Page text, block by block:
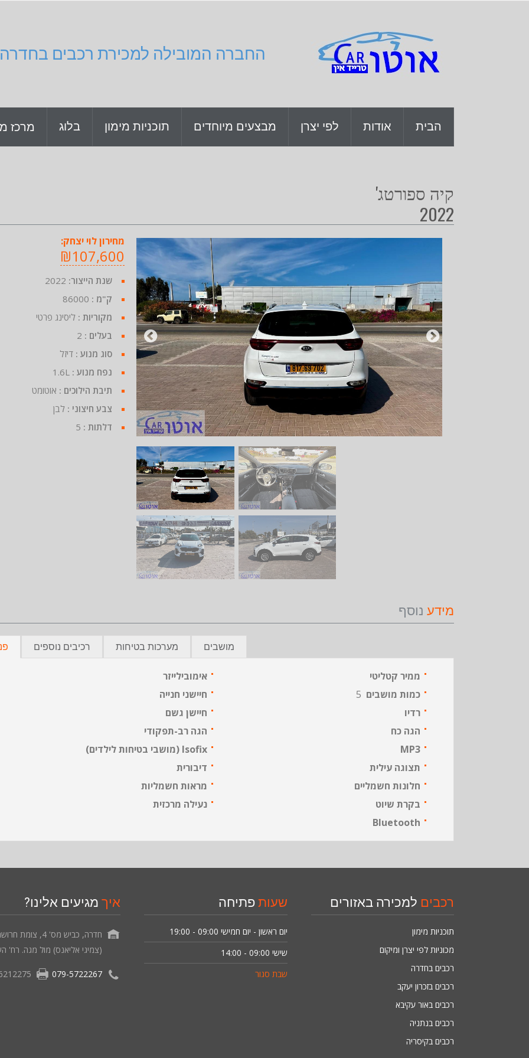
החברה המובילה למכירת רכבים
הבית אודות לפי יצרן מבצעים מיוחדים תוכניות מימון בלוג מרכז
קיה ספורטג'
2022
מחירון לוי יצחק:
₪107,600
שנת הייצור: 2022
ק"מ : 86000
מקוריות :ליסינג פרטי
בעלים : 2
סוג מנוע :דיזל
נפח מנוע :1.6L
תיבת הילוכים : אוטומט
צבע חיצוני :לבן
דלתות : 5
מידע נוסף
רכיבים נוספים מערכות בטיחות מושבים
ממיר קטליטי
אימובילייזר
כמות מושבים
חיישני חנייה
רדיו
חיישן גשם
הגה כח
הגה רב-תפקודי
MP3
Isofix (מושבי בטיחות לילדים)
תצוגה עילית
דיבורית
חלונות חשמליים
מראות חשמליות
בקרת שיוט
נעילה מרכזית
Bluetooth
רכבים למכירה באזורים
תוכניות מימון
מכוניות לפי יצרן ומיקום
רכבים בחדרה
רכבים בזכרון יעקב
רכבים באור עקיבא
רכבים בנתניה
רכבים בקיסריה
שעותפתיחה
09:00 - 19:00 יום ראשון - יום חמישי
09:00 - 14:00 שישי
שבת סגור
איך מגיעים אלינו?
חדרה, כביש מס' 4, צומת
(צמיגי אליאנס) מול מגה. רח'
079-5722267